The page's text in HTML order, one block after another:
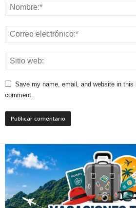
Save my name, email, and website in
comment.